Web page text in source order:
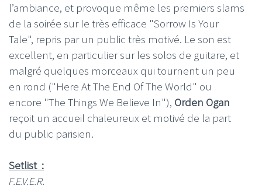
l’ambiance, et provoque même les premiers slams
de la soirée sur le très efficace "Sorrow Is Your
Tale", repris par un public très motivé. Le son est
excellent, en particulier sur les solos de guitare, et
malgré quelques morceaux qui tournent un peu
en rond ("Here At The End Of The World" ou
encore "The Things We Believe In"), Orden Ogan
reçoit un accueil chaleureux et motivé de la part
du public parisien.
Setlist :
F.E.V.E.R.